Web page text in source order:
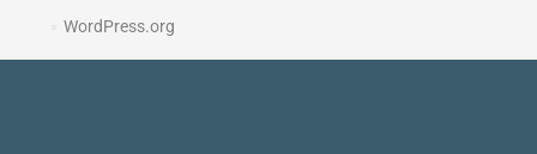
WordPress.org